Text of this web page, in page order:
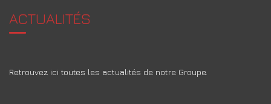
ACTUALITÉS
Retrouvez ici toutes les actualités de notre Groupe.